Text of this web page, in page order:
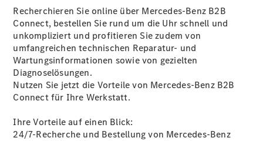
Servicetermin
buchen
Recherchieren Sie online über Mercedes-Benz B2B
Connect, bestellen Sie rund um die Uhr schnell und
unkompliziert und profitieren Sie zudem von
umfangreichen technischen Reparatur- und
Wartungsinformationen sowie von gezielten
Diagnoselösungen.
Nutzen Sie jetzt die Vorteile von Mercedes-Benz B2B
Connect für Ihre Werkstatt.
Ihre Vorteile auf einen Blick:
24/7-Recherche und Bestellung von Mercedes-Benz